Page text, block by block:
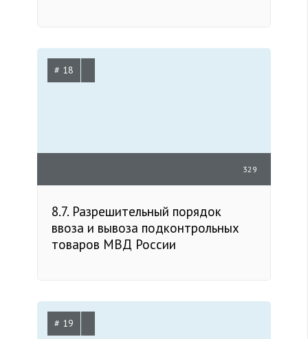
# 18
329
8.7. Разрешительный порядок
ввоза и вывоза подконтрольных
товаров МВД России
# 19